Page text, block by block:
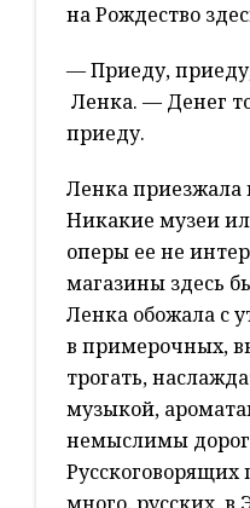
на Рождество
— Приеду,
Ленка. — Денег
приеду.
Ленка
Никакие музеи
оперы ее не
магазины здесь
Ленка обожала с
в примерочных,
трогать,
музыкой,
немыслимы